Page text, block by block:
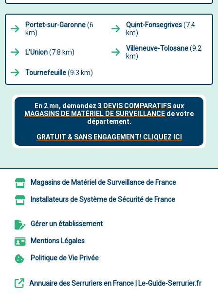
Portet-sur-Garonne(6
km)
Quint-Fonsegrives(7.4
km)
L'Union(7.8 km) Villeneuve-Tolosane(9.2
km)
Tournefeuille(9.3 km)
Magasins de Matériel de Surveillance de France
Installateurs de Système de Sécurité de France
Gérer un établissement
Mentions Légales
Politique de Vie Privée
Annuaire des Serruriers en France | Le-Guide-Serrurier.fr